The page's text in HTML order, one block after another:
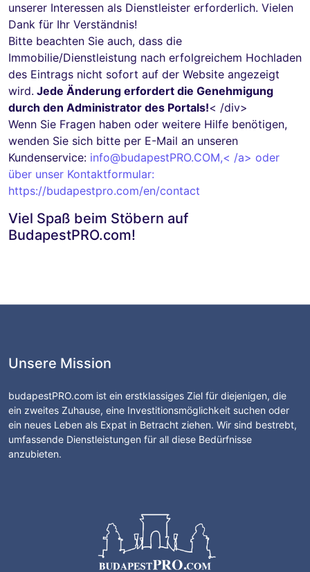
unserer Interessen als Dienstleister erforderlich. Vielen
Dank für Ihr Verständnis!
Bitte beachten Sie auch, dass die
Immobilie/Dienstleistung nach erfolgreichem Hochladen
des Eintrags nicht sofort auf der Website angezeigt
wird. Jede Änderung erfordert die Genehmigung
durch den Administrator des Portals!< /div>
Wenn Sie Fragen haben oder weitere Hilfe benötigen,
wenden Sie sich bitte per E-Mail an unseren
Kundenservice: info@budapestPRO.COM,< /a> oder
über unser Kontaktformular:
https://budapestpro.com/en/contact
Viel Spaß beim Stöbern auf
BudapestPRO.com!
Unsere Mission
budapestPRO.com ist ein erstklassiges Ziel für diejenigen, die
ein zweites Zuhause, eine Investitionsmöglichkeit suchen oder
ein neues Leben als Expat in Betracht ziehen. Wir sind bestrebt,
umfassende Dienstleistungen für all diese Bedürfnisse
anzubieten.